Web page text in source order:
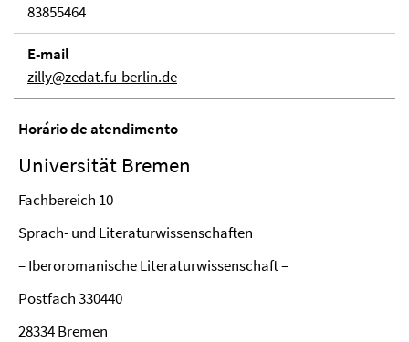
83855464
E-mail
zilly@zedat.fu-berlin.de
Horário de atendimento
Universität Bremen
Fachbereich 10
Sprach- und Literaturwissenschaften
– Iberoromanische Literaturwissenschaft –
Postfach 330440
28334 Bremen